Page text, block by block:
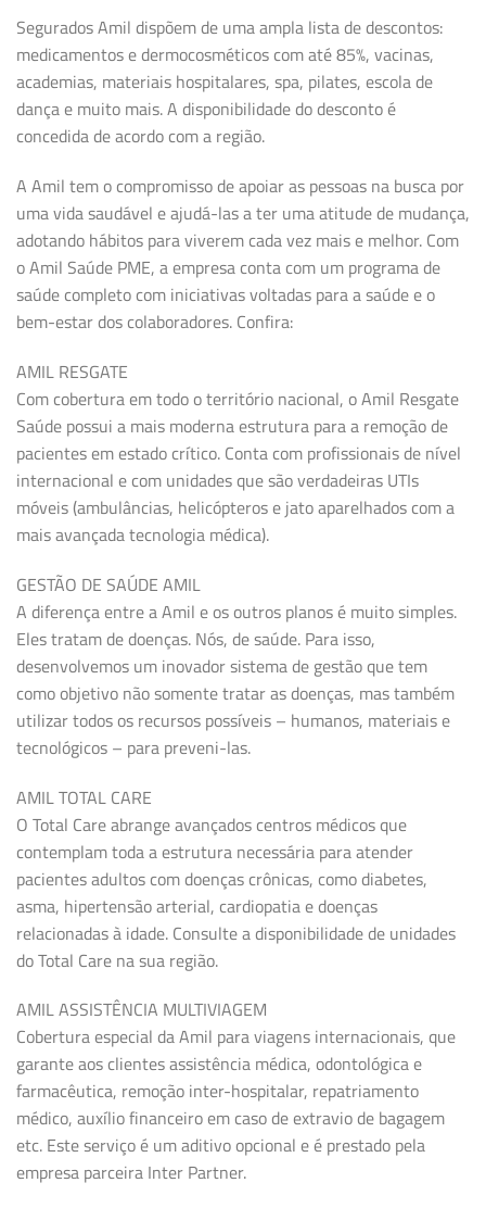
Segurados Amil dispõem de uma ampla lista de descontos:
medicamentos e dermocosméticos com até 85%, vacinas,
academias, materiais hospitalares, spa, pilates, escola de
dança e muito mais. A disponibilidade do desconto é
concedida de acordo com a região.
A Amil tem o compromisso de apoiar as pessoas na busca por
uma vida saudável e ajudá-las a ter uma atitude de mudança,
adotando hábitos para viverem cada vez mais e melhor. Com
o Amil Saúde PME, a empresa conta com um programa de
saúde completo com iniciativas voltadas para a saúde e o
bem-estar dos colaboradores. Confira:
AMIL RESGATE
Com cobertura em todo o território nacional, o Amil Resgate
Saúde possui a mais moderna estrutura para a remoção de
pacientes em estado crítico. Conta com profissionais de nível
internacional e com unidades que são verdadeiras UTIs
móveis (ambulâncias, helicópteros e jato aparelhados com a
mais avançada tecnologia médica).
GESTÃO DE SAÚDE AMIL
A diferença entre a Amil e os outros planos é muito simples.
Eles tratam de doenças. Nós, de saúde. Para isso,
desenvolvemos um inovador sistema de gestão que tem
como objetivo não somente tratar as doenças, mas também
utilizar todos os recursos possíveis – humanos, materiais e
tecnológicos – para preveni-las.
AMIL TOTAL CARE
O Total Care abrange avançados centros médicos que
contemplam toda a estrutura necessária para atender
pacientes adultos com doenças crônicas, como diabetes,
asma, hipertensão arterial, cardiopatia e doenças
relacionadas à idade. Consulte a disponibilidade de unidades
do Total Care na sua região.
AMIL ASSISTÊNCIA MULTIVIAGEM
Cobertura especial da Amil para viagens internacionais, que
garante aos clientes assistência médica, odontológica e
farmacêutica, remoção inter-hospitalar, repatriamento
médico, auxílio financeiro em caso de extravio de bagagem
etc. Este serviço é um aditivo opcional e é prestado pela
empresa parceira Inter Partner.